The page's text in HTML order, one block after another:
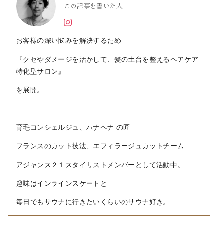
この記事を書いた人
お客様の深い悩みを解決するため
『クセやダメージを活かして、髪の土台を整えるヘアケア
特化型サロン』
を展開。
育毛コンシェルジュ、ハナヘナ の匠
フランスのカット技法、エフィラージュカットチーム
アジャンス２１スタイリストメンバーとして活動中。
趣味はインラインスケートと
毎日でもサウナに行きたいくらいのサウナ好き。